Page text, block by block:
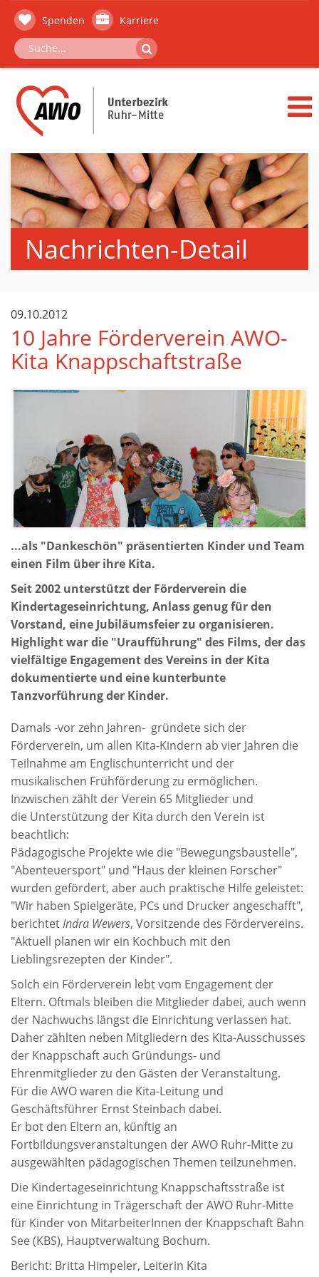
Spenden Karriere
Nachrichten-Detail
09.10.2012
10 Jahre Förderverein AWO-
Kita Knappschaftstraße
...als "Dankeschön" präsentierten Kinder und Team
einen Film über ihre Kita.
Seit 2002 unterstützt der Förderverein die
Kindertageseinrichtung, Anlass genug für den
Vorstand, eine Jubiläumsfeier zu organisieren.
Highlight war die "Uraufführung" des Films, der das
vielfältige Engagement des Vereins in der Kita
dokumentierte und eine kunterbunte
Tanzvorführung der Kinder.
Damals -vor zehn Jahren- gründete sich der
Förderverein, um allen Kita-Kindern ab vier Jahren die
Teilnahme am Englischunterricht und der
musikalischen Frühförderung zu ermöglichen.
Inzwischen zählt der Verein 65 Mitglieder und
die Unterstützung der Kita durch den Verein ist
beachtlich:
Pädagogische Projekte wie die "Bewegungsbaustelle",
"Abenteuersport" und "Haus der kleinen Forscher"
wurden gefördert, aber auch praktische Hilfe geleistet:
"Wir haben Spielgeräte, PCs und Drucker angeschafft",
berichtetIndra Wewers, Vorsitzende des Fördervereins.
"Aktuell planen wir ein Kochbuch mit den
Lieblingsrezepten der Kinder".
Solch ein Förderverein lebt vom Engagement der
Eltern. Oftmals bleiben die Mitglieder dabei, auch wenn
der Nachwuchs längst die Einrichtung verlassen hat.
Daher zählten neben Mitgliedern des Kita-Ausschusses
der Knappschaft auch Gründungs- und
Ehrenmitglieder zu den Gästen der Veranstaltung.
Für die AWO waren die Kita-Leitung und
Geschäftsführer Ernst Steinbach dabei.
Er bot den Eltern an, künftig an
Fortbildungsveranstaltungen der AWO Ruhr-Mitte zu
ausgewählten pädagogischen Themen teilzunehmen.
Die Kindertageseinrichtung Knappschaftsstraße ist
eine Einrichtung in Trägerschaft der AWO Ruhr-Mitte
für Kinder von MitarbeiterInnen der Knappschaft Bahn
See (KBS), Hauptverwaltung Bochum.
Bericht: Britta Himpeler, Leiterin Kita